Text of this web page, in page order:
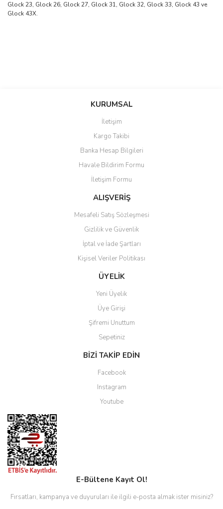
Glock 23, Glock 26, Glock 27, Glock 31, Glock 32, Glock 33, Glock 43 ve
Glock 43X.
Bu ürüne ilk yorumu siz yapın!
Ürün resmi kalitesiz, bozuk veya görüntülenemiyor.
Ürün açıklamasında eksik bilgiler bulunuyor.
Ürün bilgilerinde hatalar bulunuyor.
Ürün fiyatı diğer sitelerden daha pahalı.
Bu ürüne benzer farklı alternatifler olmalı.
Gönder
KURUMSAL
İletişim
Kargo Takibi
Banka Hesap Bilgileri
Havale Bildirim Formu
İletişim Formu
ALIŞVERİŞ
Mesafeli Satış Sözleşmesi
Gizlilik ve Güvenlik
İptal ve İade Şartları
Kişisel Veriler Politikası
ÜYELİK
Yeni Üyelik
Üye Girişi
Şifremi Unuttum
Sepetiniz
BİZİ TAKİP EDİN
Facebook
Instagram
Youtube
E-Bültene Kayıt Ol!
Fırsatları, kampanya ve duyuruları ile ilgili e-posta almak ister misiniz?